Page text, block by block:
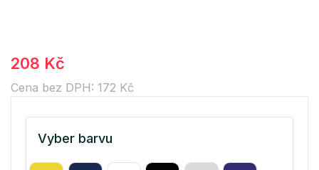
208 Kč
Cena bez DPH: 172 Kč
Vyber barvu